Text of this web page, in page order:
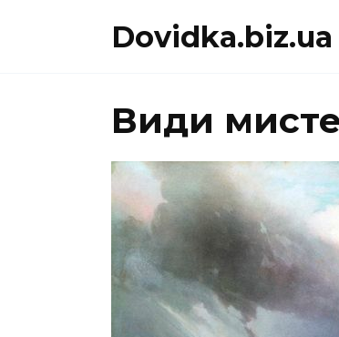
Dovidka.biz.ua
Види